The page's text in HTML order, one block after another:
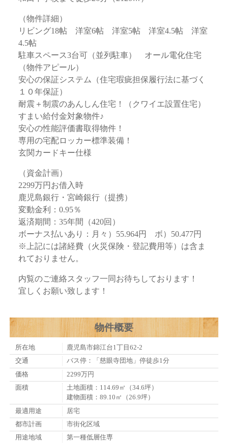
（物件詳細）
リビング18帖 洋室6帖 洋室5帖 洋室4.5帖 洋室
4.5帖
駐車スペース3台可（並列駐車） オール電化住宅
（物件アピール）
安心の保証システム（住宅瑕疵担保履行法に基づく
１０年保証）
耐震＋制震のあんしん住宅！（クワイエ設置住宅）
すまい給付金対象物件♪
安心の性能評価書取得物件！
専用の宅配ロッカー標準装備！
玄関カードキー仕様
（資金計画）
2299万円お借入時
鹿児島銀行・宮崎銀行（提携）
変動金利：0.95％
返済期間：35年間（420回）
ボーナス払いあり：月々）55.964円 ボ）50.477円
※上記には諸経費（火災保険・登記費用等）は含ま
れておりません。
内覧のご連絡スタッフ一同お待ちしております！
宜しくお願い致します！
物件概要
所在地
鹿児島市錦江台1丁目62-2
交通
バス停：「慈眼寺団地」停徒歩1分
価格
2299万円
面積
土地面積：114.69㎡（34.6坪）
建物面積：89.10㎡（26.9坪）
最適用途
居宅
都市計画
市街化区域
用途地域
第一種低層住専